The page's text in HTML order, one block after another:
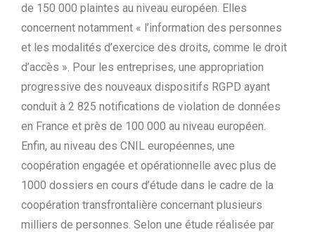
de 150 000 plaintes au niveau européen. Elles
concernent notamment « l’information des personnes
et les modalités d’exercice des droits, comme le droit
d’accès ». Pour les entreprises, une appropriation
progressive des nouveaux dispositifs RGPD ayant
conduit à 2 825 notifications de violation de données
en France et près de 100 000 au niveau européen.
Enfin, au niveau des CNIL européennes, une
coopération engagée et opérationnelle avec plus de
1000 dossiers en cours d’étude dans le cadre de la
coopération transfrontalière concernant plusieurs
milliers de personnes. Selon une étude réalisée par